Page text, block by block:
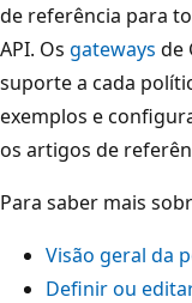
de referência para
API. Os gateways de
suporte a cada
exemplos e
os artigos de
Para saber mais
Visão geral da
Definir ou